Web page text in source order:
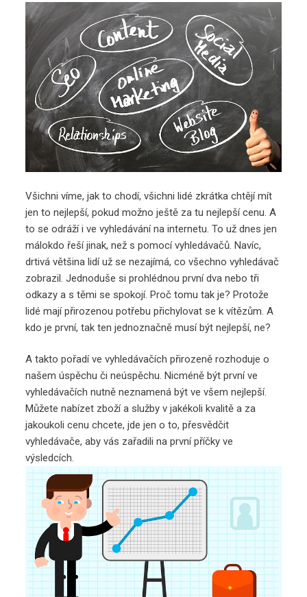
Všichni víme, jak to chodí, všichni lidé zkrátka chtějí mít
jen to nejlepší, pokud možno ještě za tu nejlepší cenu. A
to se odráží i ve vyhledávání na internetu. To už dnes jen
málokdo řeší jinak, než s pomocí vyhledávačů. Navíc,
drtivá většina lidí už se nezajímá, co všechno vyhledávač
zobrazil. Jednoduše si prohlédnou první dva nebo tři
odkazy a s těmi se spokojí. Proč tomu tak je? Protože
lidé mají přirozenou potřebu přichylovat se k vítězům. A
kdo je první, tak ten jednoznačně musí být nejlepší, ne?
A takto pořadí ve vyhledávačích přirozeně rozhoduje o
našem úspěchu či neúspěchu. Nicméně být první ve
vyhledávačích nutně neznamená být ve všem nejlepší.
Můžete nabízet zboží a služby v jakékoli kvalitě a za
jakoukoli cenu chcete, jde jen o to, přesvědčit
vyhledávače, aby vás zařadili na první příčky ve
výsledcích.